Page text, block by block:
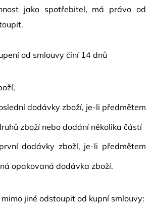
jako spotřebitel, má právo od
od smlouvy činí 14 dnů
dodávky zboží, je-li předmětem
zboží nebo dodání několika částí
dodávky zboží, je-li předmětem
opakovaná dodávka zboží.
jiné odstoupit od kupní smlouvy: